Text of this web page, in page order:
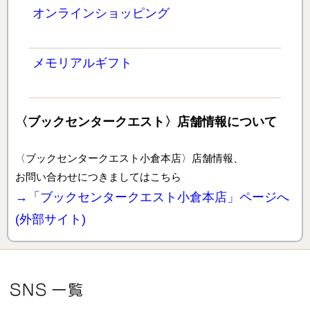
オンラインショッピング
メモリアルギフト
〈ブックセンタークエスト〉店舗情報について
〈ブックセンタークエスト小倉本店〉店舗情報、
お問い合わせにつきましてはこちら
→「ブックセンタークエスト小倉本店」ページへ
(外部サイト)